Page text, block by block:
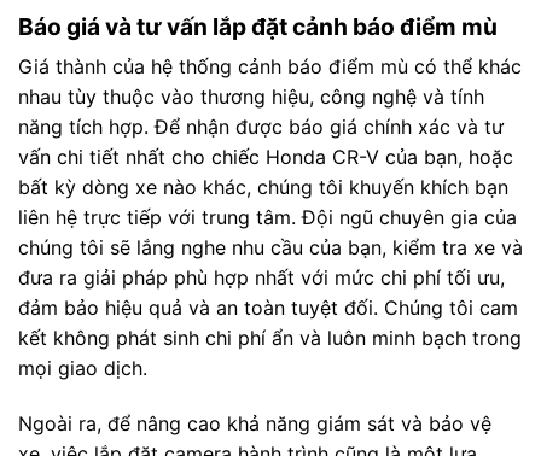
Báo giá và tư vấn lắp đặt cảnh báo điểm mù
Giá thành của hệ thống cảnh báo điểm mù có thể khác
nhau tùy thuộc vào thương hiệu, công nghệ và tính
năng tích hợp. Để nhận được báo giá chính xác và tư
vấn chi tiết nhất cho chiếc Honda CR-V của bạn, hoặc
bất kỳ dòng xe nào khác, chúng tôi khuyến khích bạn
liên hệ trực tiếp với trung tâm. Đội ngũ chuyên gia của
chúng tôi sẽ lắng nghe nhu cầu của bạn, kiểm tra xe và
đưa ra giải pháp phù hợp nhất với mức chi phí tối ưu,
đảm bảo hiệu quả và an toàn tuyệt đối. Chúng tôi cam
kết không phát sinh chi phí ẩn và luôn minh bạch trong
mọi giao dịch.
Ngoài ra, để nâng cao khả năng giám sát và bảo vệ